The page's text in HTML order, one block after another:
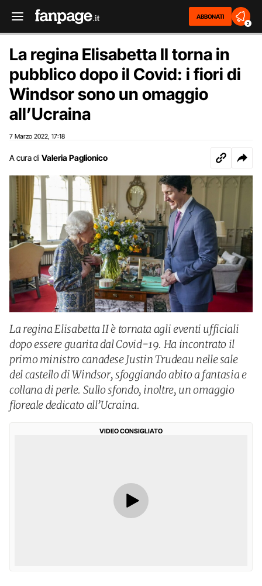
ABBONATI
2
La regina Elisabetta II torna in
pubblico dopo il Covid: i fiori di
Windsor sono un omaggio
all’Ucraina
7 Marzo 2022 17:18
A cura di Valeria Paglionico
La regina Elisabetta II è tornata agli eventi ufficiali
dopo essere guarita dal Covid-19. Ha incontrato il
primo ministro canadese Justin Trudeau nelle sale
del castello di Windsor, sfoggiando abito a fantasia e
collana di perle. Sullo sfondo, inoltre, un omaggio
floreale dedicato all’Ucraina.
VIDEO CONSIGLIATO